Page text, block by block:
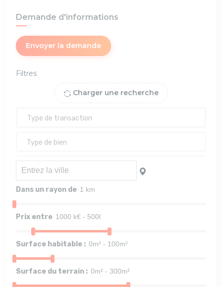
Demande d'informations
Envoyer la demande
Filtres
Charger une recherche
Dans un rayon de
Prix entre
Surface habitable :
Surface du terrain :